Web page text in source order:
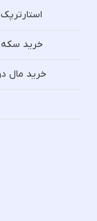
استارترپک
خرید سکه
خرید مال